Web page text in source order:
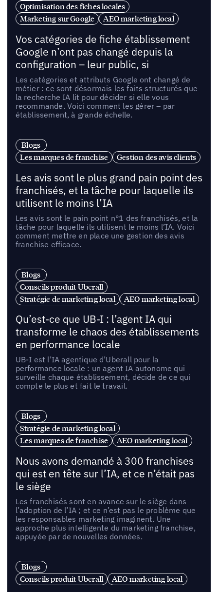
Optimisation des fiches locales
Marketing sur Google
AEO marketing local
Vos catégories de fiche établissement
Google n’ont pas changé depuis la
configuration – leur public, si
Les catégories et attributs Google ont changé de
métier : ce sont désormais les faits structurés que
la recherche IA lit pour décider si elle vous
recommande. Voici comment les gérer – par
établissement, à grande échelle.
Blogs
Les marques de franchise
Gestion des avis clients
Les avis sont le plus grand pain point des
franchisés, et la tâche pour laquelle ils
utilisent le moins l’IA
Les avis sont le pain point n°1 des franchisés, et la
tâche pour laquelle ils utilisent le moins l’IA. Voici
comment mettre en place une gestion des avis
franchise efficace.
Blogs
Conseils produit Uberall
Stratégie de marketing local
AEO marketing local
Qu’est-ce que UB-I : l’agent IA qui
transforme le chaos des établissements
en performance locale
UB-I est l’IA agentique d’Uberall pour la
performance locale : un agent IA autonome qui
surveille chaque établissement, décide de ce qui
compte le plus et fait le travail.
Blogs
Stratégie de marketing local
Les marques de franchise
AEO marketing local
Nous avons demandé à 300 franchises
qui est en tête sur l’IA, et ce n’était pas
le siège
Les franchisés sont en avance sur le siège dans
l’adoption de l’IA ; et ce n’est pas le problème que
les responsables marketing imaginent. Une
approche plus intelligente du marketing franchise,
appuyée par de nouvelles données.
Blogs
Conseils produit Uberall
AEO marketing local